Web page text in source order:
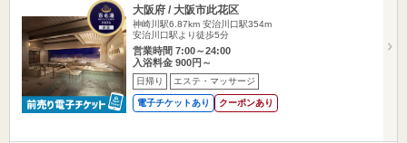
大阪府 / 大阪市此花区
神崎川駅6.87km 安治川口駅354m
安治川口駅より徒歩5分
営業時間 7:00～24:00
入浴料金 900円～
日帰り エステ・マッサージ
電子チケットあり クーポンあり